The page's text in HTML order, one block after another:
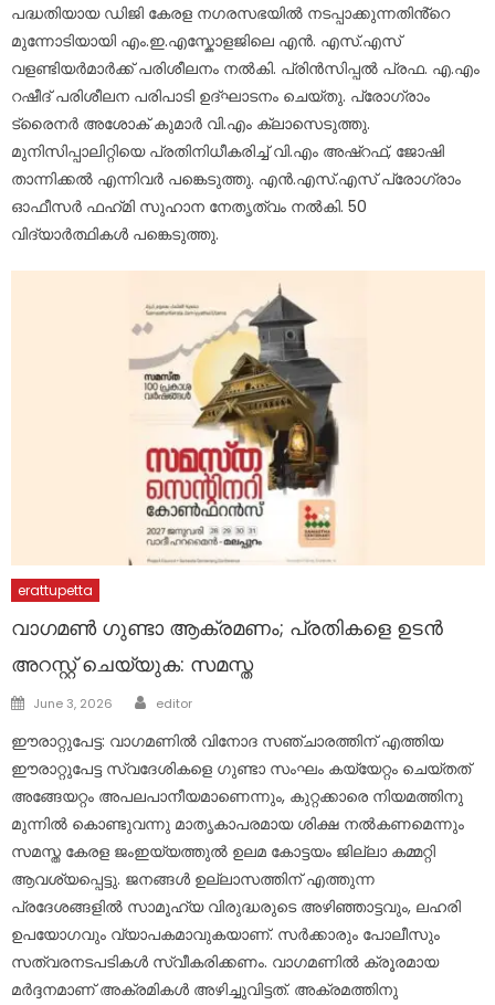
പദ്ധതിയായ ഡിജി കേരള നഗരസഭയിൽ നടപ്പാക്കുന്നതിൻ്റെ
മുന്നോടിയായി എം.ഇ.എസ്കോളജിലെ എൻ. എസ്.എസ്
വളണ്ടിയർമാർക്ക് പരിശീലനം നൽകി. പ്രിൻസിപ്പൽ പ്രഫ. എ.എം
റഷീദ് പരിശീലന പരിപാടി ഉദ്ഘാടനം ചെയ്തു. പ്രോഗ്രാം
ട്രൈനർ അശോക് കുമാർ വി.എം ക്ലാസെടുത്തു.
മുനിസിപ്പാലിറ്റിയെ പ്രതിനിധീകരിച്ച് വി.എം അഷ്റഫ്, ജോഷി
താന്നിക്കൽ എന്നിവർ പങ്കെടുത്തു. എൻ.എസ്.എസ് പ്രോഗ്രാം
ഓഫീസർ ഫഹ്‌മി സുഹാന നേതൃത്വം നൽകി. 50
വിദ്യാർത്ഥികൾ പങ്കെടുത്തു.
erattupetta
വാഗമൺ ഗുണ്ടാ ആക്രമണം; പ്രതികളെ ഉടൻ
അറസ്റ്റ് ചെയ്യുക: സമസ്ത
Posted
June 3, 2026 Author
editor
ഈരാറ്റുപേട്ട: വാഗമണിൽ വിനോദ സഞ്ചാരത്തിന് എത്തിയ
ഈരാറ്റുപേട്ട സ്വദേശികളെ ഗുണ്ടാ സംഘം കയ്യേറ്റം ചെയ്തത്
അങ്ങേയറ്റം അപലപാനീയമാണെന്നും, കുറ്റക്കാരെ നിയമത്തിനു
മുന്നിൽ കൊണ്ടുവന്നു മാതൃകാപരമായ ശിക്ഷ നൽകണമെന്നും
സമസ്ത കേരള ജംഇയ്യത്തുൽ ഉലമ കോട്ടയം ജില്ലാ കമ്മറ്റി
ആവശ്യപ്പെട്ടു. ജനങ്ങൾ ഉല്ലാസത്തിന് എത്തുന്ന
പ്രദേശങ്ങളിൽ സാമൂഹ്യ വിരുദ്ധരുടെ അഴിഞ്ഞാട്ടവും, ലഹരി
ഉപയോഗവും വ്യാപകമാവുകയാണ്. സർക്കാരും പോലീസും
സത്വരനടപടികൾ സ്വീകരിക്കണം. വാഗമണിൽ ക്രൂരമായ
മർദ്ദനമാണ് അക്രമികൾ അഴിച്ചുവിട്ടത്. അക്രമത്തിനു